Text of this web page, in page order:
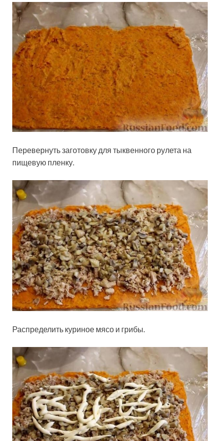
Перевернуть заготовку для тыквенного рулета на
пищевую пленку.
Распределить куриное мясо и грибы.